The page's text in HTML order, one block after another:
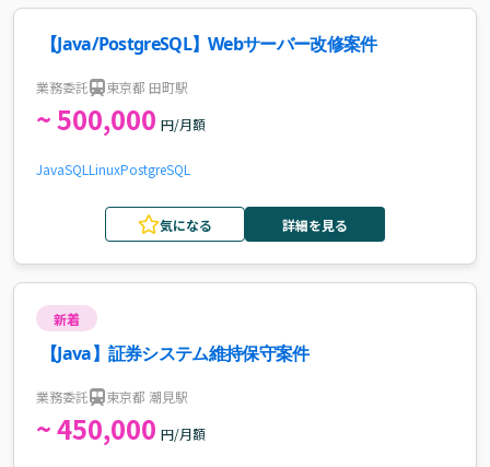
【Java/PostgreSQL】Webサーバー改修案件
業務委託 東京都 田町駅
~ 500,000 円/月額
JavaSQL LinuxPostgreSQL
気になる 詳細を見る
新着
【Java】証券システム維持保守案件
業務委託 東京都 潮見駅
~ 450,000 円/月額